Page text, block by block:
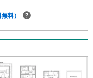
ォメーション 】常盤台小
野町店・・・約310m（徒
町六丁目店・・・約270
・・・約130m（徒歩2
歩2分）
料）